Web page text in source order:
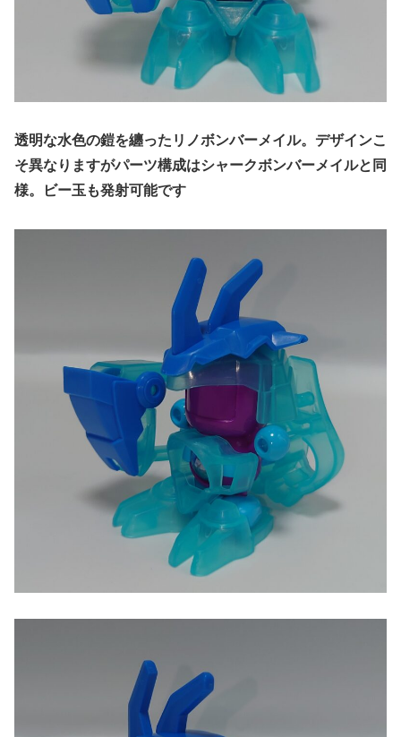
透明な水色の鎧を纏ったリノボンバーメイル。デザインこ
そ異なりますがパーツ構成はシャークボンバーメイルと同
様。ビー玉も発射可能です